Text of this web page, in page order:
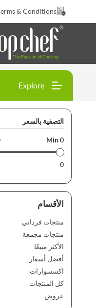
& Conditions
Explore
التصفية بالسعر
0
0
الأقسام
منتجات فرداني
منتجات مجمعة
الأكثر مبيعًا
أفضل أسعار
اكسسوارات
كل المنتجات
عروض